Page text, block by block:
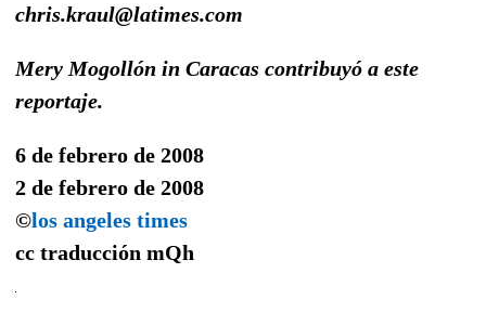
chris.kraul@latimes.com
Mery Mogollón in Caracas contribuyó a este
reportaje.
6 de febrero de 2008
2 de febrero de 2008
©los angeles times
cc traducción mQh